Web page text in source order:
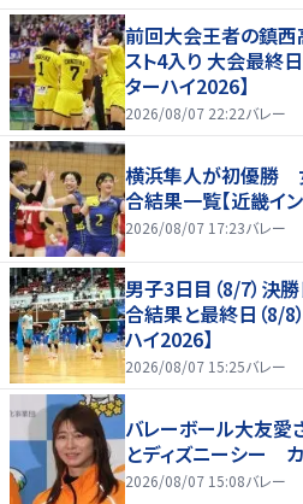
前回大会王者の鎮西
スト4入り 大会最終
ターハイ2026】
2026/08/07 22:22バレー
横浜隼人が初優勝
合結果一覧【近畿イ
2026/08/07 17:23バレー
男子3日目（8/7）決
合結果と最終日（8/8
ハイ2026】
2026/08/07 15:25バレー
バレーボール大友
とディズニーシー
2026/08/07 15:08バレー